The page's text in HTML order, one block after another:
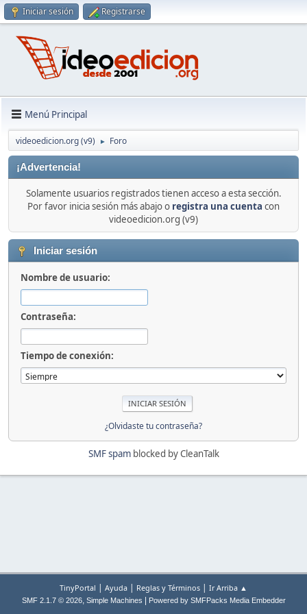
Iniciar sesión Registrarse
Menú Principal
videoedicion.org (v9) ► Foro
¡Advertencia!
Solamente usuarios registrados tienen acceso a esta sección.
Por favor inicia sesión más abajo o registra una cuenta con
videoedicion.org (v9)
Iniciar sesión
Nombre de usuario:
Contraseña:
Tiempo de conexión:
¿Olvidaste tu contraseña?
SMF spamblocked by CleanTalk
TinyPortal | Ayuda | Reglas y Términos | Ir Arriba ▲
SMF 2.1.7 © 2026, Simple Machines Powered by SMFPacks Media Embedder